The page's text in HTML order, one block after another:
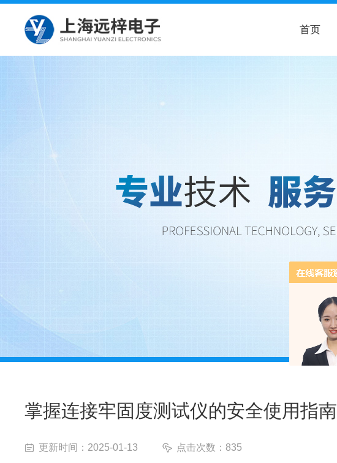
首页
掌握连接牢固度测试仪的安全使用指南
更新时间：2025-01-13 点击次数：835